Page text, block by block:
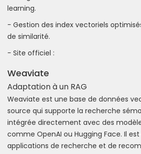
learning.
- Gestion des index vectoriels
de similarité.
- Site officiel :
Weaviate
Adaptation à un RAG
Weaviate est une base de données
source qui supporte la recherche
intégrée directement avec des
comme OpenAI ou Hugging Face. Il
applications de recherche et de